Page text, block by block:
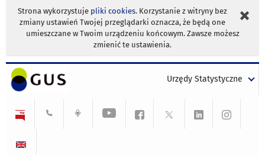
Strona wykorzystuje pliki cookies. Korzystanie z witryny bez
zmiany ustawień Twojej przeglądarki oznacza, że będą one
umieszczane w Twoim urządzeniu końcowym. Zawsze możesz
zmienić te ustawienia.
Urzędy Statystyczne